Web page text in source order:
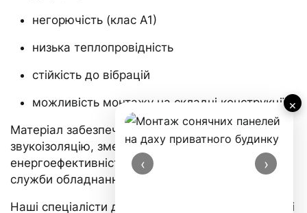
×
‹ ›
негорючість (клас А1)
низька теплопровідність
стійкість до вібрацій
можливість монтажу на складні конструкції
Матеріал забезпечує ефективну тепло‑ та
звукоізоляцію, зменшує тепловтрати, підвищує
енергоефективність систем і продовжує термін
служби обладнання.
Наші спеціалісти допоможуть підібрати ламельні